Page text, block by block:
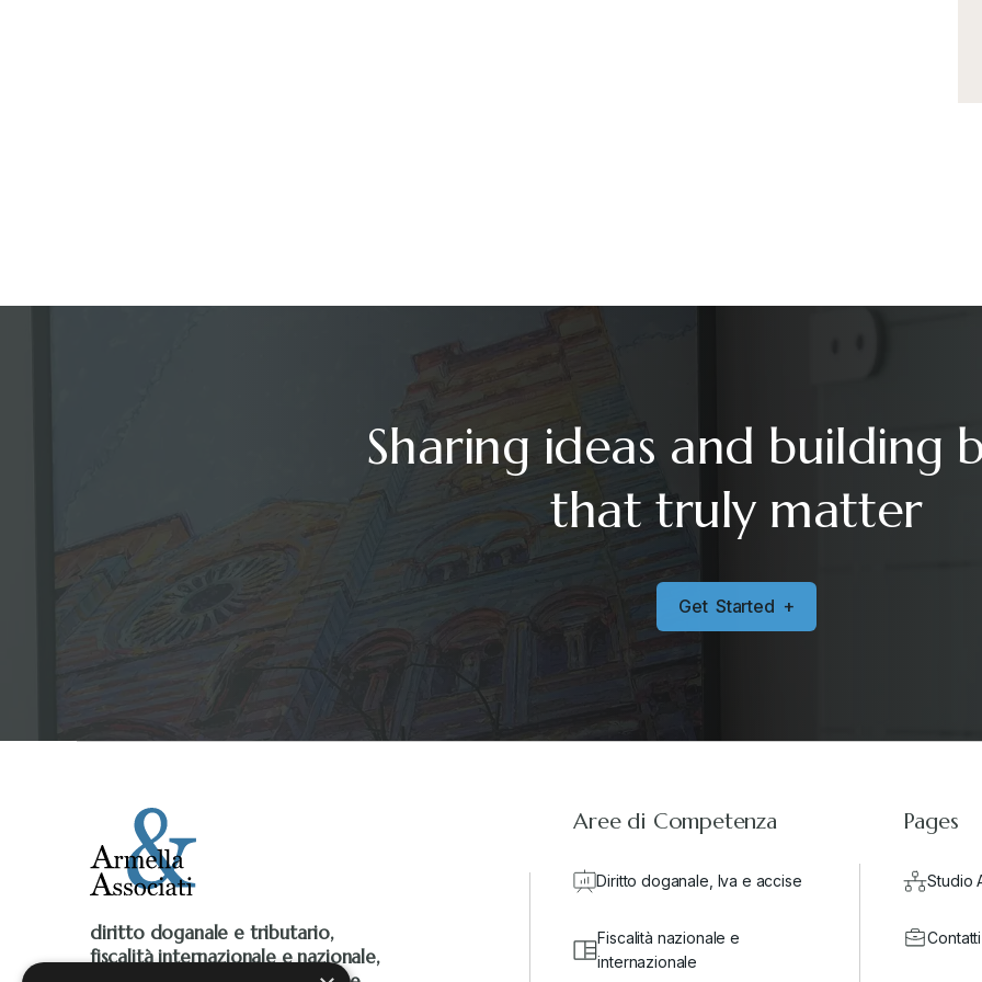
Sharing ideas and building
that truly matter
Get Started +
diritto doganale e tributario,
fiscalità internazionale e nazionale,
Aree di Competenza
Diritto doganale, Iva e accise
Fiscalità nazionale e
internazionale
Pages
Studio
Contatti